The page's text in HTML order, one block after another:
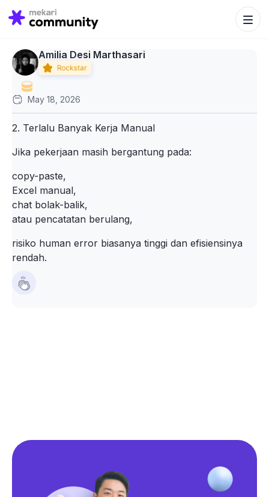
Search
for:
Search
Amilia Desi Marthasari
May 18, 2026
2. Terlalu Banyak Kerja Manual
Jika pekerjaan masih bergantung pada:
copy-paste,
Excel manual,
chat bolak-balik,
atau pencatatan berulang,
risiko human error biasanya tinggi dan efisiensinya
rendah.